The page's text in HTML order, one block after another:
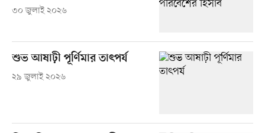
৩০ জুলাই ২০২৬
শুভ আষাঢ়ী পূর্ণিমার তাৎপর্য
২৯ জুলাই ২০২৬